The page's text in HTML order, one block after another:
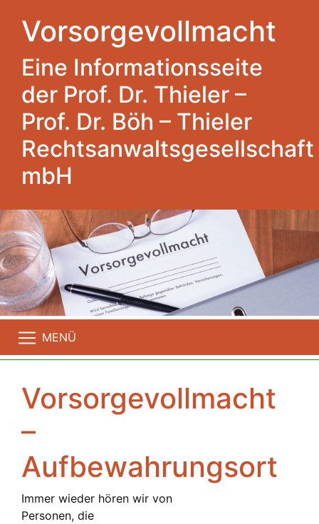
Vorsorgevollmacht
Eine Informationsseite
der Prof. Dr. Thieler –
Prof. Dr. Böh – Thieler
Rechtsanwaltsgesellschaft
mbH
MENÜ
Vorsorgevollmacht
–
Aufbewahrungsort
Immer wieder hören wir von
Personen, die